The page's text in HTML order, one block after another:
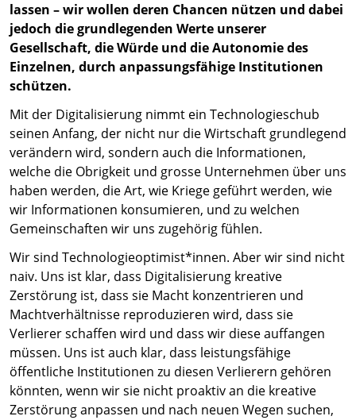
lassen – wir wollen deren Chancen nützen und dabei
jedoch die grundlegenden Werte unserer
Gesellschaft, die Würde und die Autonomie des
Einzelnen, durch anpassungsfähige Institutionen
schützen.
Mit der Digitalisierung nimmt ein Technologieschub
seinen Anfang, der nicht nur die Wirtschaft grundlegend
verändern wird, sondern auch die Informationen,
welche die Obrigkeit und grosse Unternehmen über uns
haben werden, die Art, wie Kriege geführt werden, wie
wir Informationen konsumieren, und zu welchen
Gemeinschaften wir uns zugehörig fühlen.
Wir sind Technologieoptimist*innen. Aber wir sind nicht
naiv. Uns ist klar, dass Digitalisierung kreative
Zerstörung ist, dass sie Macht konzentrieren und
Machtverhältnisse reproduzieren wird, dass sie
Verlierer schaffen wird und dass wir diese auffangen
müssen. Uns ist auch klar, dass leistungsfähige
öffentliche Institutionen zu diesen Verlierern gehören
könnten, wenn wir sie nicht proaktiv an die kreative
Zerstörung anpassen und nach neuen Wegen suchen,